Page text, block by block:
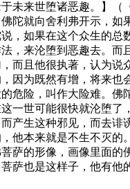
未来世堕诸恶趣。】（
就向舍利弗开示，如
，如果在这个众生的
，来沦堕到恶趣去。
而且他很执著，认为
因为既然有增，将来
危险，叫作大险难。
世可能很快就沦堕了
生这种邪见，而去诽
本来就是不生不灭的。
的形像，画像里面的
萨也是这样子，他有